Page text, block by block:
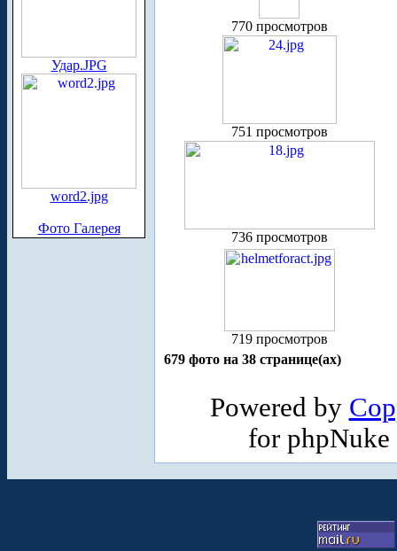
Удар.JPG
word2.jpg
Фото Галерея
770 просмотров
751 просмотров
736 просмотров
719 просмотров
679 фото на 38 странице(ах)
Powered by
for